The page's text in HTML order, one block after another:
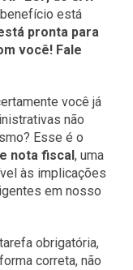
está
pronta para
você! Fale
você já
não
Esse é o
nota fiscal, uma
às implicações
em nosso
obrigatória,
correta, não